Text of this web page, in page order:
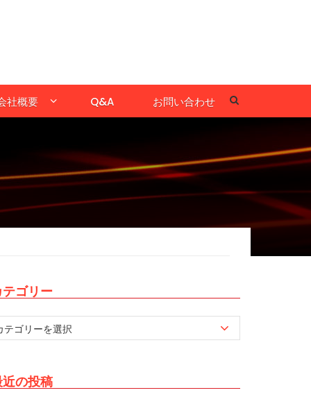
社概要 Q&A お問い合わせ
ゴリー
の投稿